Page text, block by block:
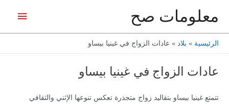
معلومات صح
الرئيسية بلاد عادات الزواج في غينيا بيساو
عادات الزواج في غينيا بيساو
تتمتع غينيا بيساو بتقاليد زواج متجذرة تعكس تنوعها الإثني والثقافي